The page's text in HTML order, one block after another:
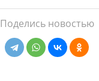
Поделись новостью